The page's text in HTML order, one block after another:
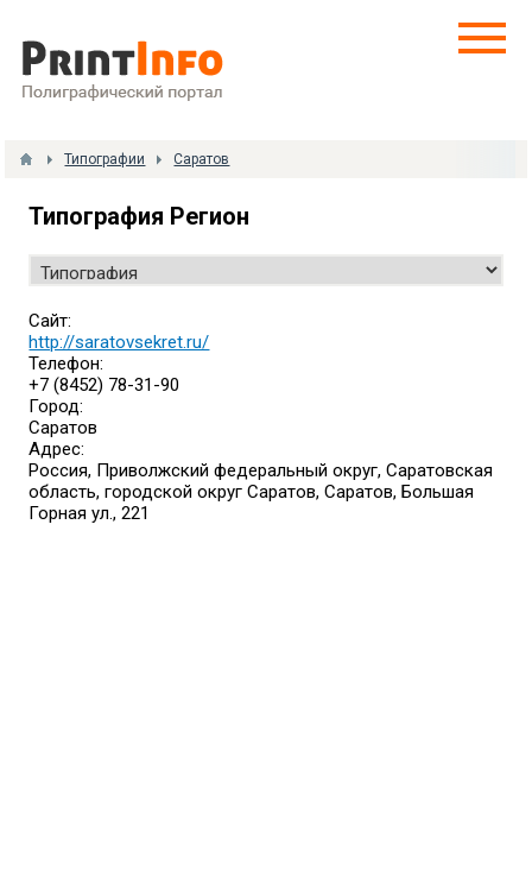
Типографии Саратов
Типография Регион
Сайт:
http://saratovsekret.ru/
Телефон:
+7 (8452) 78-31-90
Город:
Саратов
Адрес:
Россия, Приволжский федеральный округ, Саратовская
область, городской округ Саратов, Саратов, Большая
Горная ул., 221